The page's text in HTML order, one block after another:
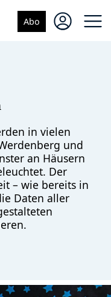
Abo
in vielen
und
an Häusern
Der
– wie bereits in
Daten aller